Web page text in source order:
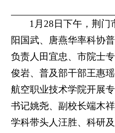
1月28日下午，荆门
阳国武、唐燕华率科协
负责人田宜忠、市院士
俊岩、普及部干部王惠
航空职业技术学院开展
书记姚尧、副校长端木
学科带头人汪胜、科研